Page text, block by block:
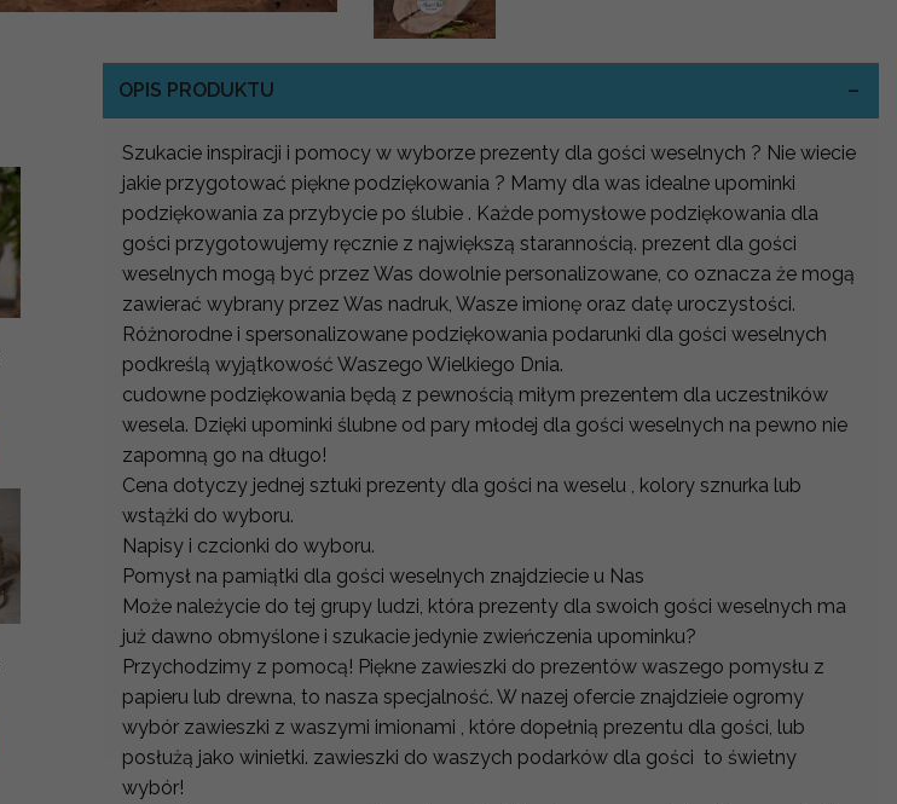
OPIS PRODUKTU
Szukacie inspiracji i pomocy w wyborze prezenty dla gości weselnych ? Nie wiecie
jakie przygotować piękne podziękowania ? Mamy dla was idealne upominki
podziękowania za przybycie po ślubie . Każde pomysłowe podziękowania dla
gości przygotowujemy ręcznie z największą starannością. prezent dla gości
weselnych mogą być przez Was dowolnie personalizowane, co oznacza że mogą
zawierać wybrany przez Was nadruk, Wasze imionę oraz datę uroczystości.
Różnorodne i spersonalizowane podziękowania podarunki dla gości weselnych
podkreślą wyjątkowość Waszego Wielkiego Dnia.
cudowne podziękowania będą z pewnością miłym prezentem dla uczestników
wesela. Dzięki upominki ślubne od pary młodej dla gości weselnych na pewno nie
zapomną go na długo!
Cena dotyczy jednej sztuki prezenty dla gości na weselu , kolory sznurka lub
wstążki do wyboru.
Napisy i czcionki do wyboru.
Pomysł na pamiątki dla gości weselnych znajdziecie u Nas
Może należycie do tej grupy ludzi, która prezenty dla swoich gości weselnych ma
już dawno obmyślone i szukacie jedynie zwieńczenia upominku?
Przychodzimy z pomocą! Piękne zawieszki do prezentów waszego pomysłu z
papieru lub drewna, to nasza specjalność. W nazej ofercie znajdzieie ogromy
wybór zawieszki z waszymi imionami , które dopełnią prezentu dla gości, lub
posłużą jako winietki. zawieszki do waszych podarków dla gości to świetny
wybór!